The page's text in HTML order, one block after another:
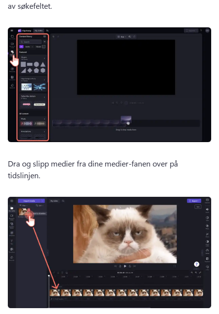
av søkefeltet.
Dra og slipp medier fra dine medier-fanen over på
tidslinjen.